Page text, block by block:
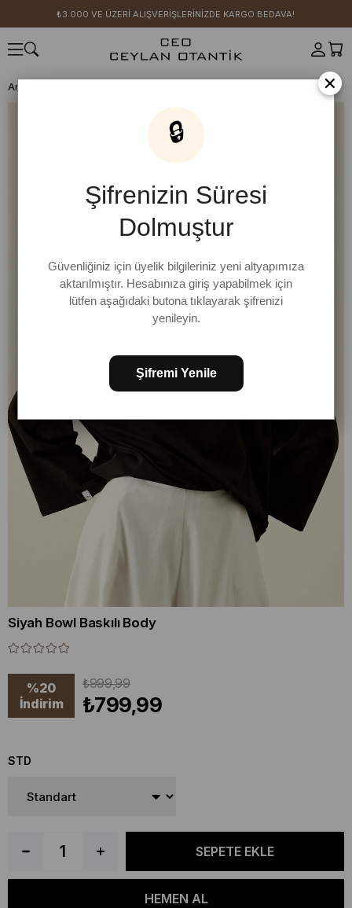
₺3.000 VE ÜZERİ ALIŞVERİŞLERİNİZDE KARGO BEDAVA!
Anasayfa
Siyah Bowl Baskılı Body
%20
İndirim
₺999,99
₺799,99
STD
×
🔒
Şifrenizin Süresi
Dolmuştur
Güvenliğiniz için üyelik bilgileriniz yeni altyapımıza
aktarılmıştır. Hesabınıza giriş yapabilmek için
lütfen aşağıdaki butona tıklayarak şifrenizi
yenileyin.
Şifremi Yenile